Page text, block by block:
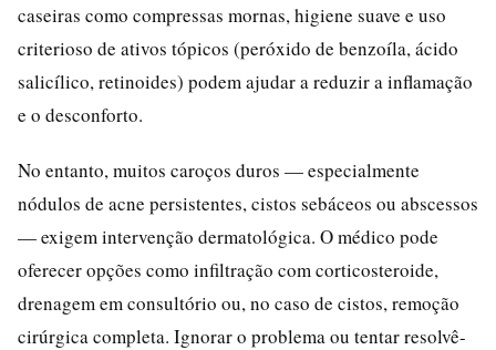
caseiras como compressas mornas, higiene suave e uso
criterioso de ativos tópicos (peróxido de benzoíla, ácido
salicílico, retinoides) podem ajudar a reduzir a inflamação
e o desconforto.
No entanto, muitos caroços duros — especialmente
nódulos de acne persistentes, cistos sebáceos ou abscessos
— exigem intervenção dermatológica. O médico pode
oferecer opções como infiltração com corticosteroide,
drenagem em consultório ou, no caso de cistos, remoção
cirúrgica completa. Ignorar o problema ou tentar resolvê-